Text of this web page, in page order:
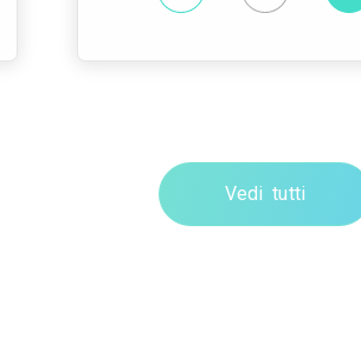
Vedi tutti